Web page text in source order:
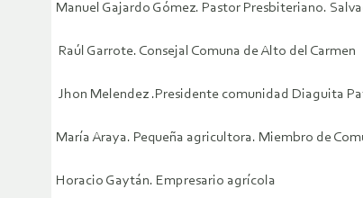
Manuel Gajardo Gómez. Pastor Presbiteriano.
Raúl Garrote. Consejal Comuna de Alto del Carmen
Jhon Melendez .Presidente comunidad Diaguita
María Araya. Pequeña agricultora. Miembro de
Horacio Gaytán. Empresario agrícola